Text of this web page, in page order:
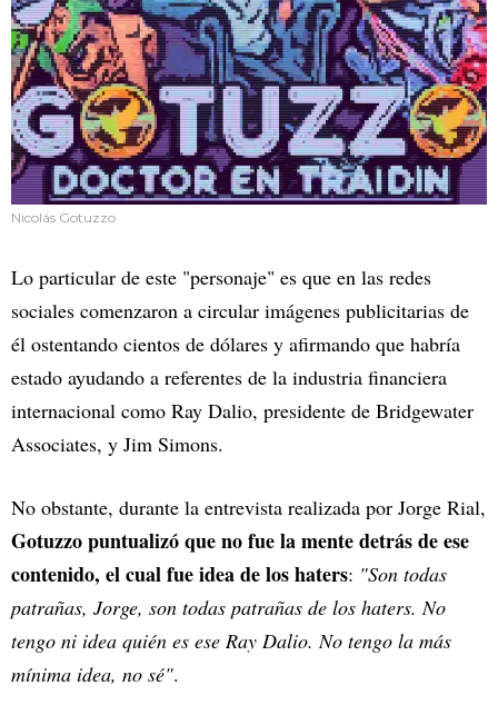
Nicolás Gotuzzo
Lo particular de este "personaje" es que en las redes
sociales comenzaron a circular imágenes publicitarias de
él ostentando cientos de dólares y afirmando que habría
estado ayudando a referentes de la industria financiera
internacional como Ray Dalio, presidente de Bridgewater
Associates, y Jim Simons.
No obstante, durante la entrevista realizada por Jorge Rial,
Gotuzzo puntualizó que no fue la mente detrás de ese
contenido, el cual fue idea de los haters: "Son todas
patrañas, Jorge, son todas patrañas de los haters. No
tengo ni idea quién es ese Ray Dalio. No tengo la más
mínima idea, no sé".